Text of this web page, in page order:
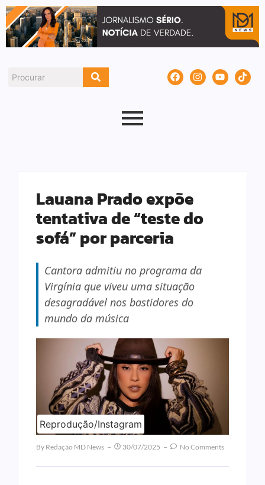
Lauana Prado expõe
tentativa de “teste do
sofá” por parceria
Cantora admitiu no programa da
Virgínia que viveu uma situação
desagradável nos bastidores do
mundo da música
Reprodução/Instagram
By Redação MD News 30/07/2025 No Comments